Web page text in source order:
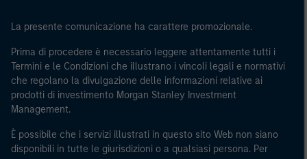
La presente comunicazione ha carattere promozionale.
Prima di procedere è necessario leggere attentamente tutti i
Termini e le Condizioni che illustrano i vincoli legali e normativi
che regolano la divulgazione delle informazioni relative ai
prodotti di investimento Morgan Stanley Investment
Management.
È possibile che i servizi illustrati in questo sito Web non siano
disponibili in tutte le giurisdizioni o a qualsiasi persona. Per